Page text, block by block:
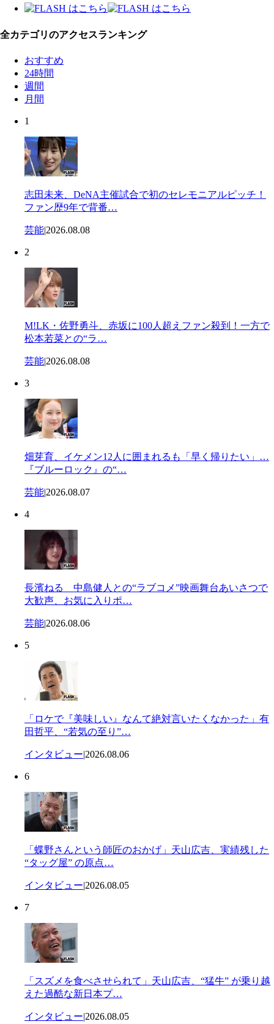
全カテゴリのアクセスランキング
おすすめ
24時間
週間
月間
1
志田未来、DeNA主催試合で初のセレモニアルピッチ！
ファン歴9年で背番…
芸能|2026.08.08
2
M!LK・佐野勇斗、赤坂に100人超えファン殺到！一方で
松本若菜との“ラ…
芸能|2026.08.08
3
畑芽育、イケメン12人に囲まれるも「早く帰りたい」…
『ブルーロック』の“…
芸能|2026.08.07
4
長濱ねる 中島健人との“ラブコメ”映画舞台あいさつで
大歓声、お気に入りポ…
芸能|2026.08.06
5
「ロケで『美味しい』なんて絶対言いたくなかった」有
田哲平、“若気の至り”…
インタビュー|2026.08.06
6
「蝶野さんという師匠のおかげ」天山広吉、実績残した
“タッグ屋” の原点…
インタビュー|2026.08.05
7
「スズメを食べさせられて」天山広吉、“猛牛” が乗り越
えた過酷な新日本プ…
インタビュー|2026.08.05